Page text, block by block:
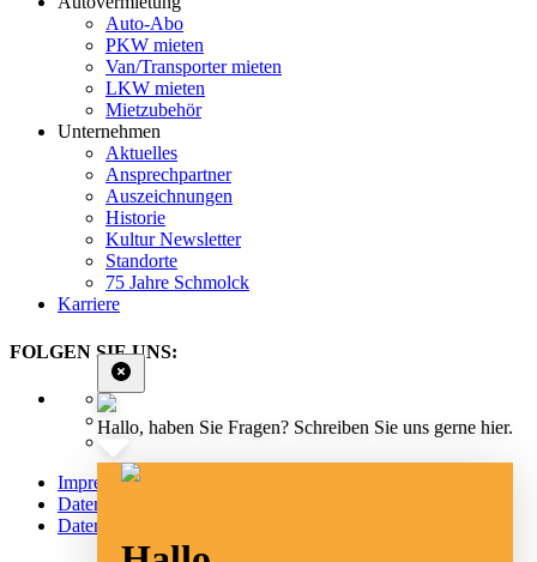
Auto-Abo
PKW mieten
Van/Transporter mieten
LKW mieten
Mietzubehör
Unternehmen
Aktuelles
Ansprechpartner
Auszeichnungen
Historie
Kultur Newsletter
Standorte
75 Jahre Schmolck
Karriere
FOLGEN SIE UNS:
Impressum
Datenschutz
Datenschutz Social Media
Hallo, haben Sie Fragen? Schreiben Sie uns gerne hier.